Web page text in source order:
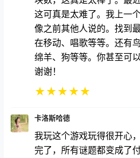
这可真是太难了。我上一
像之前其他人说的。找到
在移动、唱歌等等。还有
绵羊、狗等等。你甚至可
谢谢！
★★★★★
卡洛斯哈德
我玩这个游戏玩得很开心
完了，所有谜题都变成了